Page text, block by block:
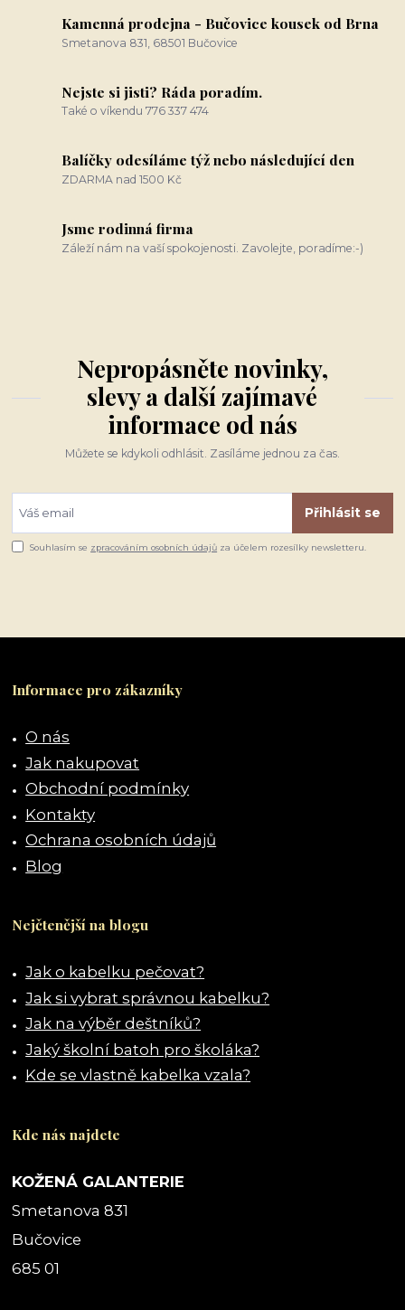
Kamenná prodejna - Bučovice kousek od Brna
Smetanova 831, 68501 Bučovice
Nejste si jisti? Ráda poradím.
Také o víkendu 776 337 474
Balíčky odesíláme týž nebo následující den
ZDARMA nad 1500 Kč
Jsme rodinná firma
Záleží nám na vaší spokojenosti. Zavolejte, poradíme:-)
Nepropásněte novinky,
slevy a další zajímavé
informace od nás
Můžete se kdykoli odhlásit. Zasíláme jednou za čas.
Přihlásit se
Souhlasím se zpracováním osobních údajů za účelem rozesílky newsletteru.
Informace pro zákazníky
O nás
Jak nakupovat
Obchodní podmínky
Kontakty
Ochrana osobních údajů
Blog
Nejčtenější na blogu
Jak o kabelku pečovat?
Jak si vybrat správnou kabelku?
Jak na výběr deštníků?
Jaký školní batoh pro školáka?
Kde se vlastně kabelka vzala?
Kde nás najdete
KOŽENÁ GALANTERIE
Smetanova 831
Bučovice
685 01